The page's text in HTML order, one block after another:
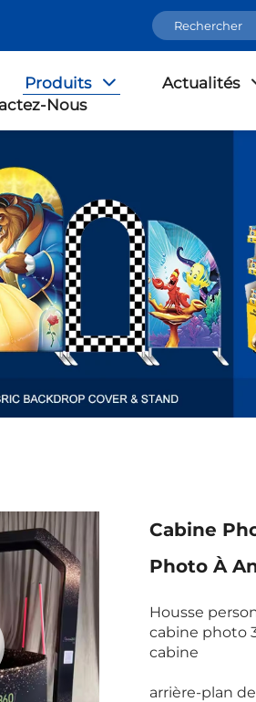
Produits Actualités
Nous
Cabine
Photo À
Housse
cabine photo
cabine
arrière-plan